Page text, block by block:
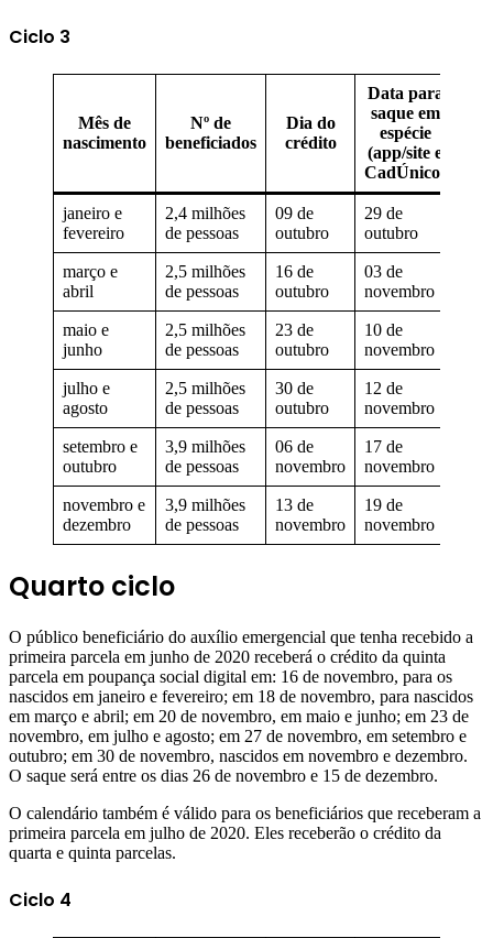
Ciclo 3
Mês de
nascimento
Nº de
beneficiados
Dia do
crédito
Data para
saque em
espécie
(app/site e
CadÚnico)
janeiro e
fevereiro
2,4 milhões
de pessoas
09 de
outubro
29 de
outubro
março e
abril
2,5 milhões
de pessoas
16 de
outubro
03 de
novembro
maio e
junho
2,5 milhões
de pessoas
23 de
outubro
10 de
novembro
julho e
agosto
2,5 milhões
de pessoas
30 de
outubro
12 de
novembro
setembro e
outubro
3,9 milhões
de pessoas
06 de
novembro
17 de
novembro
novembro e
dezembro
3,9 milhões
de pessoas
13 de
novembro
19 de
novembro
Quarto ciclo
O público beneficiário do auxílio emergencial que tenha recebido a
primeira parcela em junho de 2020 receberá o crédito da quinta
parcela em poupança social digital em: 16 de novembro, para os
nascidos em janeiro e fevereiro; em 18 de novembro, para nascidos
em março e abril; em 20 de novembro, em maio e junho; em 23 de
novembro, em julho e agosto; em 27 de novembro, em setembro e
outubro; em 30 de novembro, nascidos em novembro e dezembro.
O saque será entre os dias 26 de novembro e 15 de dezembro.
O calendário também é válido para os beneficiários que receberam a
primeira parcela em julho de 2020. Eles receberão o crédito da
quarta e quinta parcelas.
Ciclo 4